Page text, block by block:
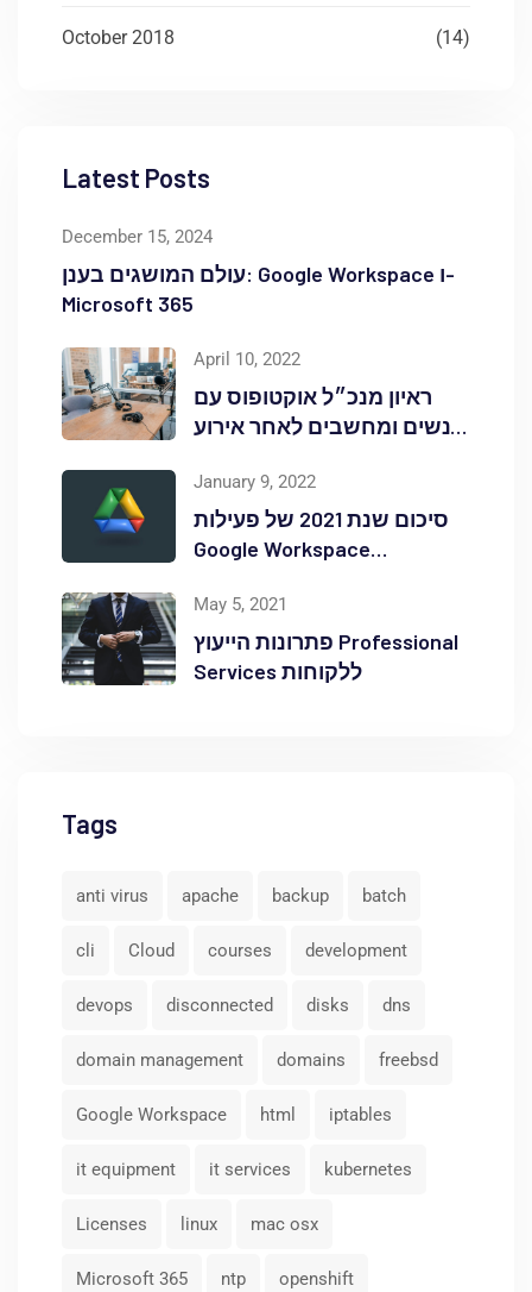
October 2018 (14)
Latest Posts
December 15, 2024
עולם המושגים בענן: Google Workspace ו-
Microsoft 365
April 10, 2022
ראיון מנכ״ל אוקטופוס עם
אנשים ומחשבים לאחר אירוע
January 9, 2022
סיכום שנת 2021 של פעילות
Google Workspace
May 5, 2021
פתרונות הייעוץ Professional
Services ללקוחות
Tags
anti virus apache backup batch
cli Cloud courses development
devops disconnected disks dns
domain management domains freebsd
Google Workspace html iptables
it equipment it services kubernetes
Licenses linux mac osx
Microsoft 365 ntp openshift